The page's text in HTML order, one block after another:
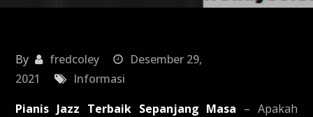
By fredcoley
Desember 29,
2021
Informasi
Pianis Jazz Terbaik Sepanjang Masa – Apakah